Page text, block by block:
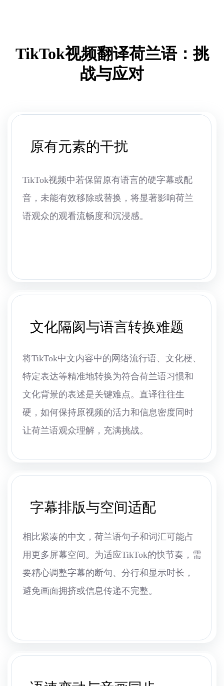
TikTok视频翻译荷兰语：挑
战与应对
原有元素的干扰
TikTok视频中若保留原有语言的硬字幕或配
音，未能有效移除或替换，将显著影响荷兰
语观众的观看流畅度和沉浸感。
文化隔阂与语言转换难题
将TikTok中文内容中的网络流行语、文化梗、
特定表达等精准地转换为符合荷兰语习惯和
文化背景的表述是关键难点。直译往往生
硬，如何保持原视频的活力和信息密度同时
让荷兰语观众理解，充满挑战。
字幕排版与空间适配
相比紧凑的中文，荷兰语句子和词汇可能占
用更多屏幕空间。为适应TikTok的快节奏，需
要精心调整字幕的断句、分行和显示时长，
避免画面拥挤或信息传递不完整。